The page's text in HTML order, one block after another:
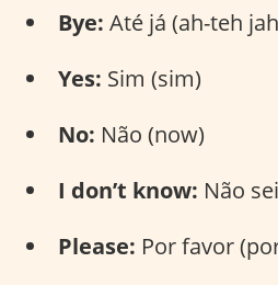
Bye: Até já (ah-teh
Yes: Sim (sim)
No: Não (now)
I don’t know: Não
Please: Por favor